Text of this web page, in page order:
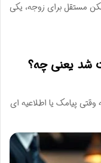
مستقل برای زوجه، یکی
شد یعنی چه؟
پیامک یا اطلاعیه ای